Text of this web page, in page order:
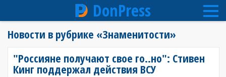
содержанию
DonPress
Новости в рубрике «Знаменитости»
"Россияне получают свое го..но": Стивен
Кинг поддержал действия ВСУ